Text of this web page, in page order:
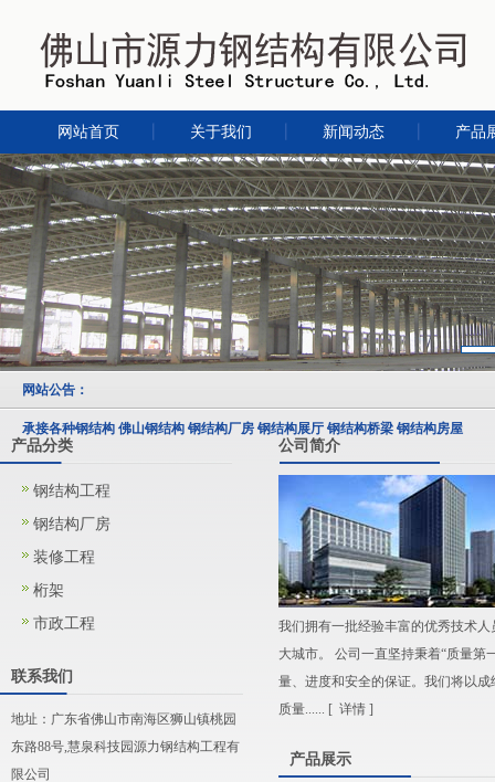
网站首页 关于我们 新闻动态 产品
网站公告：
承接各种钢结构 佛山钢结构 钢结构厂房 钢结构展厅 钢结构桥梁 钢结构房屋
产品分类
钢结构工程
钢结构厂房
装修工程
桁架
市政工程
联系我们
地址：广东省佛山市南海区狮山镇桃园
东路88号,慧泉科技园源力钢结构工程有
限公司
公司简介
我们拥有一批经验丰富的优秀技术
大城市。 公司一直坚持秉着“质量第
量、进度和安全的保证。我们将以
质量...... [ 详情 ]
产品展示